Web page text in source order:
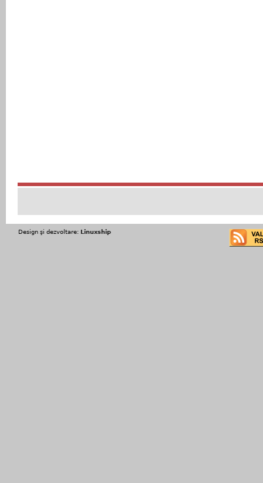
Design şi dezvoltare: Linuxship